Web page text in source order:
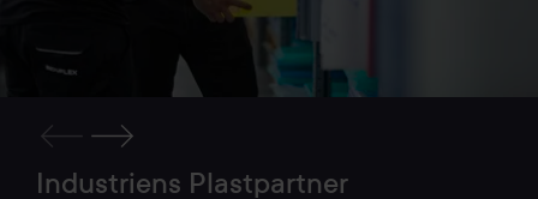
Industriens Plastpartner